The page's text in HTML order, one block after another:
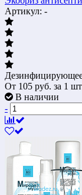
Артикул: -
Дезинфицирующее
От 105 руб. за 1 шт
В наличии
-